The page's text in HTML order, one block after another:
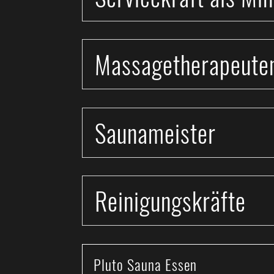
Saunameister
Reinigungskräfte
Pluto Sauna Essen